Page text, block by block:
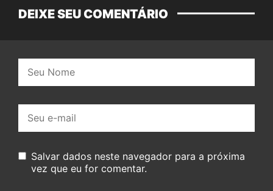
DEIXE SEU COMENTÁRIO
mail:
Salvar dados neste navegador para a próxima
vez que eu for comentar.